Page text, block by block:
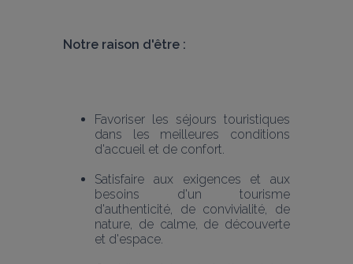
Notre raison d'être :
Favoriser les séjours touristiques
dans les meilleures conditions
d'accueil et de confort.
Satisfaire aux exigences et aux
besoins d'un tourisme
d'authenticité, de convivialité, de
nature, de calme, de découverte
et d'espace.